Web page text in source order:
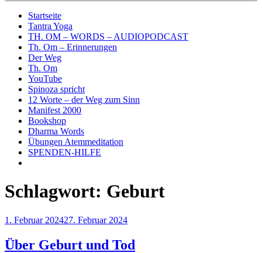
Startseite
Tantra Yoga
TH. OM – WORDS – AUDIOPODCAST
Th. Om – Erinnerungen
Der Weg
Th. Om
YouTube
Spinoza spricht
12 Worte – der Weg zum Sinn
Manifest 2000
Bookshop
Dharma Words
Übungen Atemmeditation
SPENDEN-HILFE
Schlagwort: Geburt
Veröffentlicht
1. Februar 202427. Februar 2024
Über Geburt und Tod